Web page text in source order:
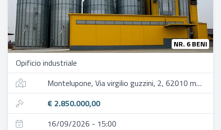
NR. 6 BENI
Opificio industriale
Montelupone, Via virgilio guzzini, 2, 62010 montelupone mc, italia
€ 2.850.000,00
16/09/2026 - 15:00